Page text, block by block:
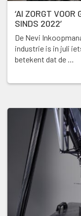
‘AI ZORGT VOOR
SINDS 2022’
De Nevi
industrie is in juli
betekent dat de …